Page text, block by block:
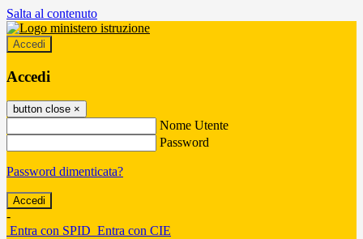
Salta al contenuto
Accedi
Accedi
button close ×
Nome Utente
Password
Password dimenticata?
-
Entra con SPID Entra con CIE